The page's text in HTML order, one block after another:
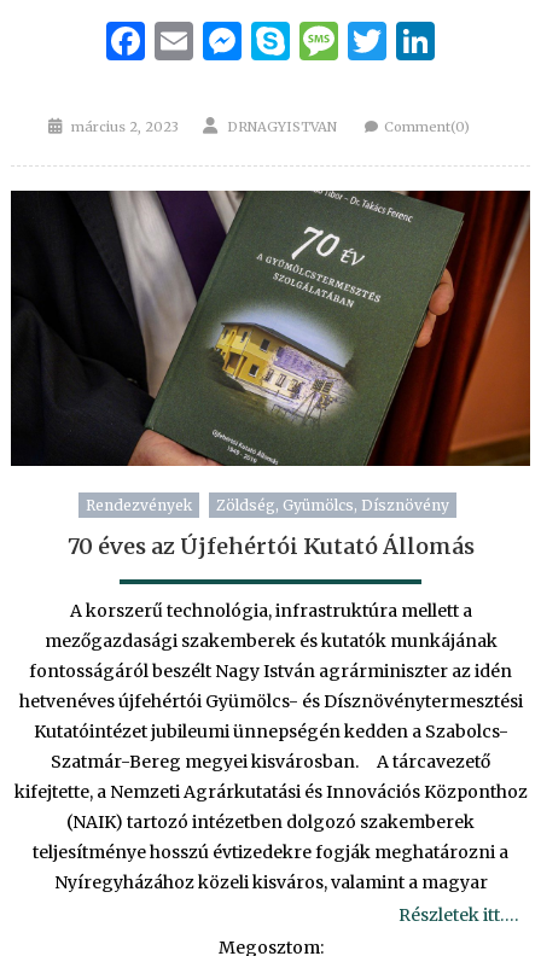
Facebook
EmailMessenger
Skype
Message
Twitter
Posted
március 2, 2023 Author
DRNAGYISTVAN Comment(0)
Rendezvények Zöldség, Gyümölcs, Dísznövény
70 éves az Újfehértói Kutató Állomás
A korszerű technológia, infrastruktúra mellett a
mezőgazdasági szakemberek és kutatók munkájának
fontosságáról beszélt Nagy István agrárminiszter az idén
hetvenéves újfehértói Gyümölcs- és Dísznövénytermesztési
Kutatóintézet jubileumi ünnepségén kedden a Szabolcs-
Szatmár-Bereg megyei kisvárosban. A tárcavezető
kifejtette, a Nemzeti Agrárkutatási és Innovációs Központhoz
(NAIK) tartozó intézetben dolgozó szakemberek
teljesítménye hosszú évtizedekre fogják meghatározni a
Nyíregyházához közeli kisváros, valamint a magyar
Részletek itt….
Megosztom: